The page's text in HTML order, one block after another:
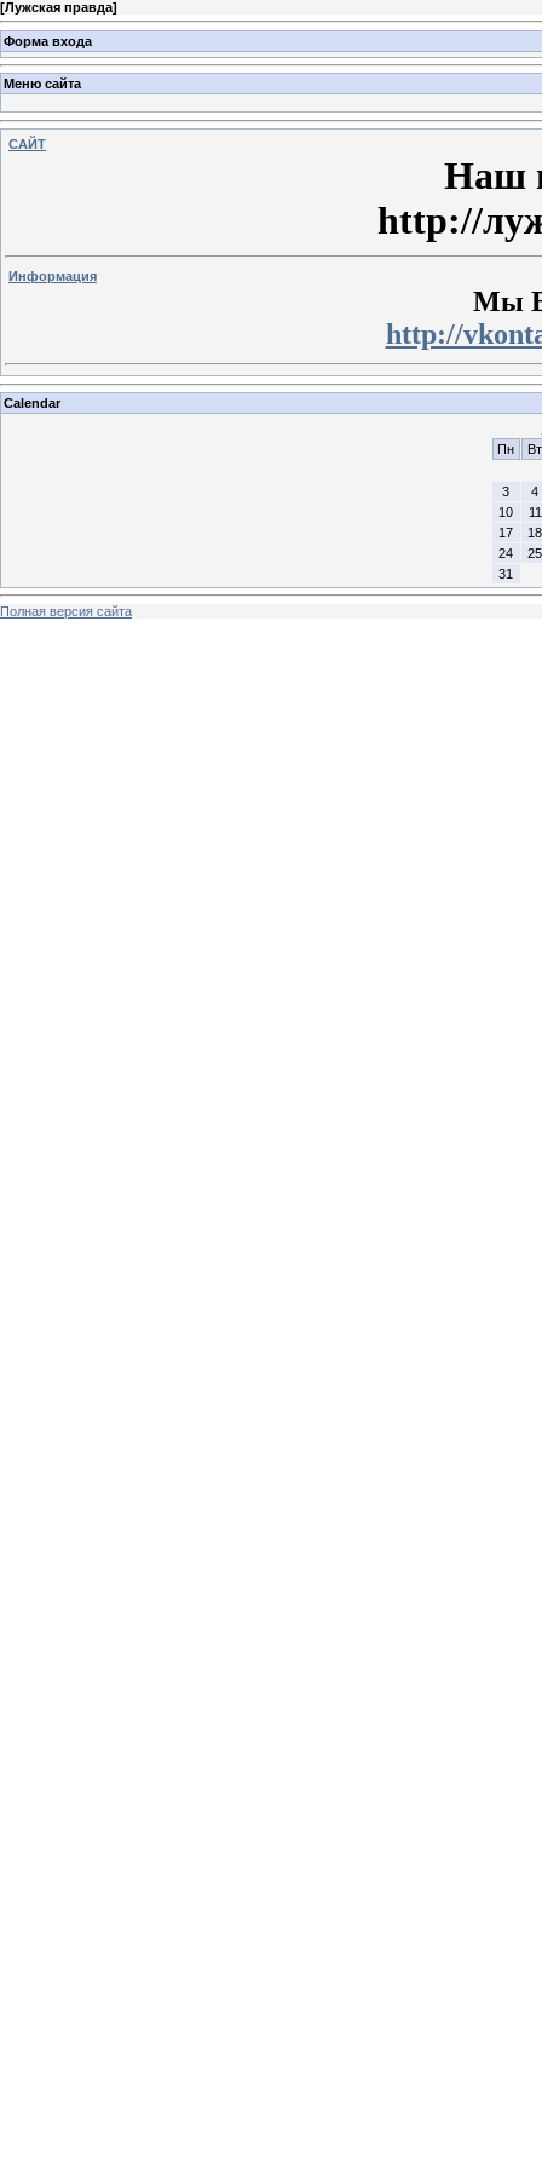
[Лужская правда]
Форма входа
Меню сайта
САЙТ
Наш
http://
Информация
Мы
http://
Calendar
Пн
Вт
3
4
10
11
17
18
24
25
31
Полная версия сайта